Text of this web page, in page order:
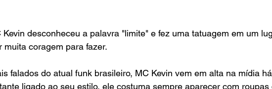
Kevin desconheceu a palavra "limite" e fez uma tatuagem em um
muita coragem para fazer.
falados do atual funk brasileiro, MC Kevin vem em alta na mídia
ligado ao seu estilo, ele costuma sempre aparecer com roupas